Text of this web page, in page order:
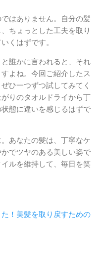
はありません。自分の髪
ちょっとした工夫を取り
くはずです。
と誰かに言われると、それ
よね。今回ご紹介したス
ひ一つずつ試してみてく
りのタオルドライから丁
態に違いを感じるはずで
あなたの髪は、丁寧なケ
でツヤのある美しい姿で
ルを維持して、毎日を笑
！美髪を取り戻すための